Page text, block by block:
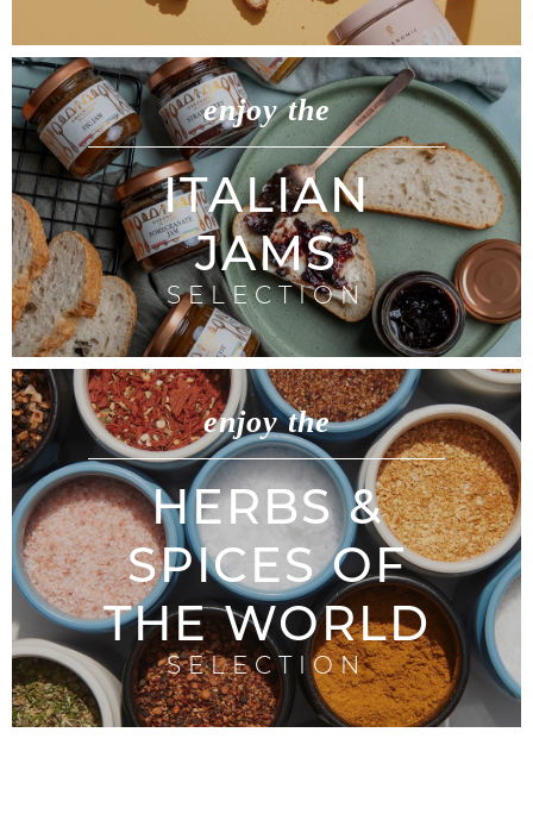
enjoy the
ITALIAN
JAMS
SELECTION
enjoy the
HERBS &
SPICES OF
THE WORLD
SELECTION